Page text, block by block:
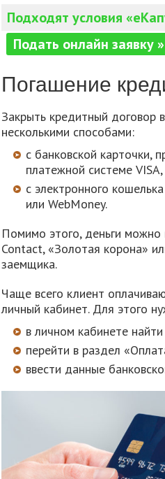
Подходят условия
Подать онлайн заявку »
Погашение
Закрыть кредитный договор
несколькими способами:
c банковской карточки,
платежной системе
с электронного
или WebMoney.
Помимо этого, деньги можно
Contact, «Золотая корона»
заемщика.
Чаще всего клиент
личный кабинет. Для этого
в личном кабинете
перейти в раздел
ввести данные